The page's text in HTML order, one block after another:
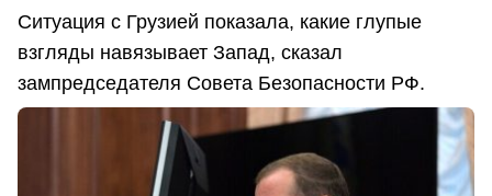
Ситуация с Грузией показала, какие глупые
взгляды навязывает Запад, сказал
зампредседателя Совета Безопасности РФ.